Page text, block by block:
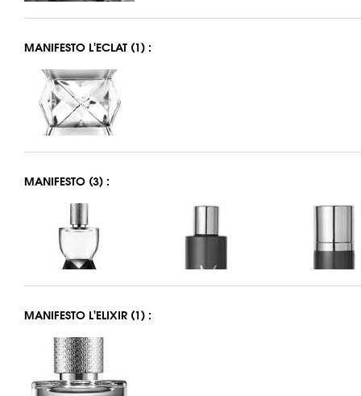
MANIFESTO L'ECLAT (1) :
MANIFESTO (3) :
MANIFESTO L'ELIXIR (1) :